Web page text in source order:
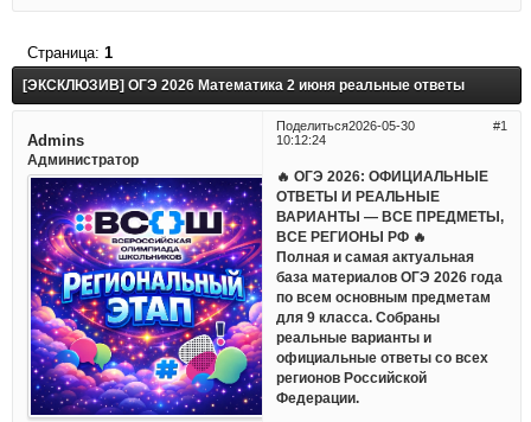
[ЭКСКЛЮЗИВ] ОГЭ 2026 Математика 2 июня реальные ответы
Страница: 1
Поделиться 1
2026-05-30
10:12:24
Admins
Администратор
🔥 ОГЭ 2026: ОФИЦИАЛЬНЫЕ
ОТВЕТЫ И РЕАЛЬНЫЕ
ВАРИАНТЫ — ВСЕ ПРЕДМЕТЫ,
ВСЕ РЕГИОНЫ РФ 🔥
Полная и самая актуальная
база материалов ОГЭ 2026 года
по всем основным предметам
для 9 класса. Собраны
реальные варианты и
официальные ответы со всех
регионов Российской
Федерации.